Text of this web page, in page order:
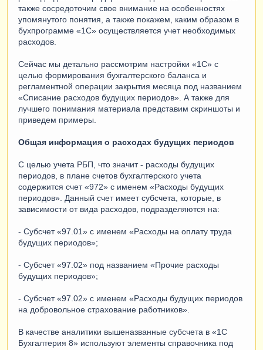
также сосредоточим свое внимание на особенностях
упомянутого понятия, а также покажем, каким образом в
бухпрограмме «1С» осуществляется учет необходимых
расходов.
Сейчас мы детально рассмотрим настройки «1С» с
целью формирования бухгалтерского баланса и
регламентной операции закрытия месяца под названием
«Списание расходов будущих периодов». А также для
лучшего понимания материала представим скриншоты и
приведем примеры.
Общая информация о расходах будущих периодов
С целью учета РБП, что значит - расходы будущих
периодов, в плане счетов бухгалтерского учета
содержится счет «972» с именем «Расходы будущих
периодов». Данный счет имеет субсчета, которые, в
зависимости от вида расходов, подразделяются на:
- Субсчет «97.01» с именем «Расходы на оплату труда
будущих периодов»;
- Субсчет «97.02» под названием «Прочие расходы
будущих периодов»;
- Субсчет «97.02» с именем «Расходы будущих периодов
на добровольное страхование работников».
В качестве аналитики вышеназванные субсчета в «1С
Бухгалтерия 8» используют элементы справочника под